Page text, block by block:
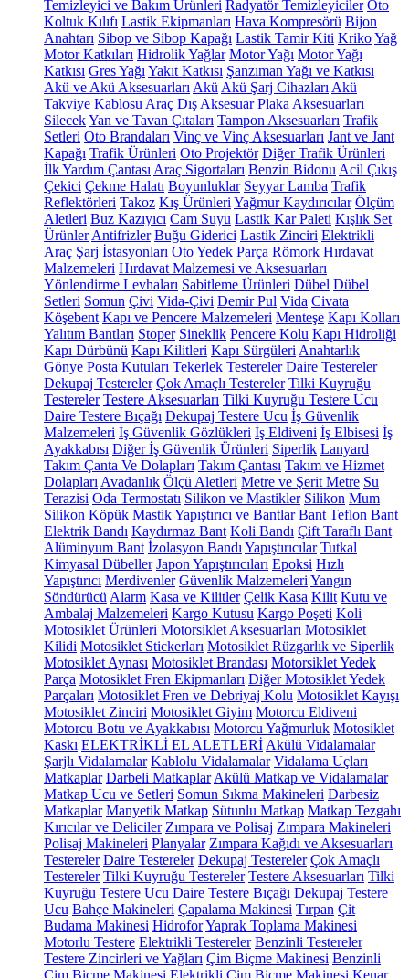
Temizleyici ve Bakım Ürünleri Radyatör Temizleyiciler Oto
Koltuk Kılıfı Lastik Ekipmanları Hava Kompresörü Bijon
Anahtarı Sibop ve Sibop Kapağı Lastik Tamir Kiti KrikoYağ
Motor Katkıları Hidrolik Yağlar Motor Yağı Motor Yağı
Katkısı Gres Yağı Yakıt Katkısı Şanzıman Yağı ve Katkısı
Akü ve Akü Aksesuarları Akü Akü Şarj Cihazları Akü
Takviye Kablosu Araç Dış Aksesuar Plaka Aksesuarları
SilecekYan ve Tavan Çıtaları Tampon Aksesuarları Trafik
Setleri Oto Brandaları Vinç ve Vinç Aksesuarları Jant ve Jant
Kapağı Trafik Ürünleri Oto Projektör Diğer Trafik Ürünleri
İlk Yardım Çantası Araç Sigortaları Benzin Bidonu Acil Çıkış
Çekici Çekme Halatı Boyunluklar Seyyar Lamba Trafik
Reflektörleri Takoz Kış Ürünleri Yağmur Kaydırıcılar Ölçüm
Aletleri Buz Kazıyıcı Cam Suyu Lastik Kar Paleti Kışlık Set
Ürünler Antifrizler Buğu Giderici Lastik Zinciri Elektrikli
Araç Şarj İstasyonları Oto Yedek Parça Römork Hırdavat
Malzemeleri Hırdavat Malzemesi ve Aksesuarları
Yönlendirme Levhaları Sabitleme Ürünleri Dübel Dübel
Setleri Somun Çivi Vida-Çivi Demir Pul Vida Civata
Köşebent Kapı ve Pencere Malzemeleri Menteşe Kapı Kolları
Yalıtım Bantları Stoper Sineklik Pencere Kolu Kapı Hidroliği
Kapı Dürbünü Kapı Kilitleri Kapı Sürgüleri Anahtarlık
Gönye Posta Kutuları Tekerlek Testereler Daire Testereler
Dekupaj Testereler Çok Amaçlı Testereler Tilki Kuyruğu
Testereler Testere Aksesuarları Tilki Kuyruğu Testere Ucu
Daire Testere Bıçağı Dekupaj Testere Ucu İş Güvenlik
Malzemeleri İş Güvenlik Gözlükleri İş Eldiveni İş Elbisesi İş
Ayakkabısı Diğer İş Güvenlik Ürünleri Siperlik Lanyard
Takım Çanta Ve Dolapları Takım Çantası Takım ve Hizmet
Dolapları Avadanlık Ölçü Aletleri Metre ve Şerit Metre Su
Terazisi Oda Termostatı Silikon ve Mastikler Silikon Mum
Silikon Köpük MastikYapıştırıcı ve Bantlar Bant Teflon Bant
Elektrik Bandı Kaydırmaz Bant Koli Bandı Çift Taraflı Bant
Alüminyum Bant İzolasyon Bandı Yapıştırıcılar Tutkal
Kimyasal Dübeller Japon Yapıştırıcıları Epoksi Hızlı
Yapıştırıcı Merdivenler Güvenlik Malzemeleri Yangın
Söndürücü Alarm Kasa ve Kilitler Çelik Kasa Kilit Kutu ve
Ambalaj Malzemeleri Kargo Kutusu Kargo Poşeti Koli
Motosiklet Ürünleri Motorsiklet Aksesuarları Motosiklet
Kilidi Motosiklet Stickerları Motosiklet Rüzgarlık ve Siperlik
Motosiklet Aynası Motosiklet Brandası Motorsiklet Yedek
Parça Motosiklet Fren Ekipmanları Diğer Motosiklet Yedek
Parçaları Motosiklet Fren ve Debriyaj Kolu Motosiklet Kayışı
Motosiklet Zinciri Motosiklet Giyim Motorcu Eldiveni
Motorcu Botu ve Ayakkabısı Motorcu Yağmurluk Motosiklet
Kaskı ELEKTRİKLİ EL ALETLERİ Akülü Vidalamalar
Şarjlı Vidalamalar Kablolu Vidalamalar Vidalama Uçları
Matkaplar Darbeli Matkaplar Akülü Matkap ve Vidalamalar
Matkap Ucu ve Setleri Somun Sıkma Makineleri Darbesiz
Matkaplar Manyetik Matkap Sütunlu Matkap Matkap Tezgahı
Kırıcılar ve Deliciler Zımpara ve Polisaj Zımpara Makineleri
Polisaj Makineleri Planyalar Zımpara Kağıdı ve Aksesuarları
Testereler Daire Testereler Dekupaj Testereler Çok Amaçlı
Testereler Tilki Kuyruğu Testereler Testere Aksesuarları Tilki
Kuyruğu Testere Ucu Daire Testere Bıçağı Dekupaj Testere
Ucu Bahçe Makineleri Çapalama Makinesi Tırpan Çit
Budama Makinesi HidroforYaprak Toplama Makinesi
Motorlu Testere Elektrikli Testereler Benzinli Testereler
Testere Zincirleri ve Yağları Çim Biçme Makinesi Benzinli
Çim Biçme Makinesi Elektrikli Çim Biçme Makinesi Kenar